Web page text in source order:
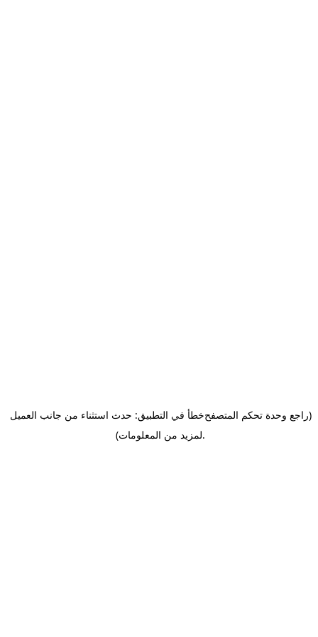
خطأ في التطبيق: حدث استثناء من جانب العميل(راجع وحدة تحكم المتصفح
لمزيد من المعلومات).